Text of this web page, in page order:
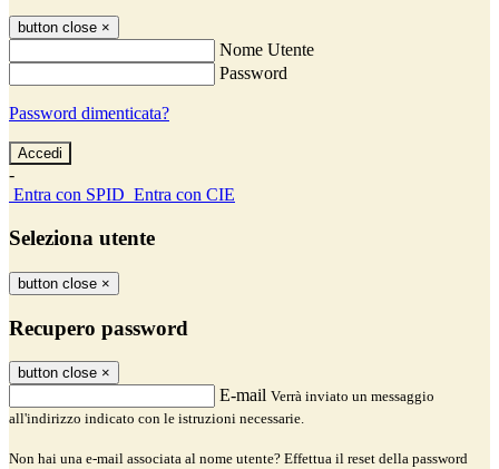
button close ×
Nome Utente
Password
Password dimenticata?
-
Entra con SPID Entra con CIE
Seleziona utente
button close ×
Recupero password
button close ×
E-mail Verrà inviato un messaggio
all'indirizzo indicato con le istruzioni necessarie.
Non hai una e-mail associata al nome utente? Effettua il reset della password